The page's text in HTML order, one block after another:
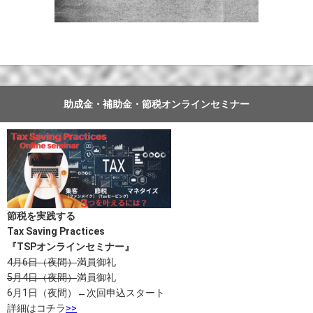
助成金・補助金・節税オンラインセミナー
節税を実践する
Tax Saving Practices
『TSPオンラインセミナー』
4月6日（夜間）満員御礼
5月4日（夜間）満員御礼
6月1日（夜間）←次回申込スタート
詳細はコチラ>>